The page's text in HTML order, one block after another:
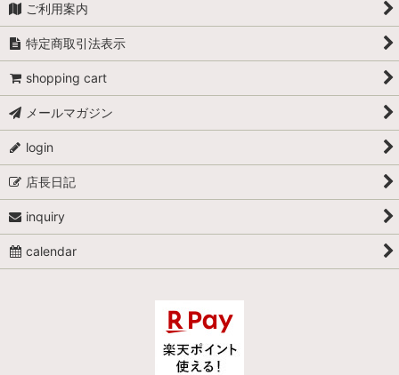
ご利用案内
特定商取引法表示
shopping cart
メールマガジン
login
店長日記
inquiry
calendar